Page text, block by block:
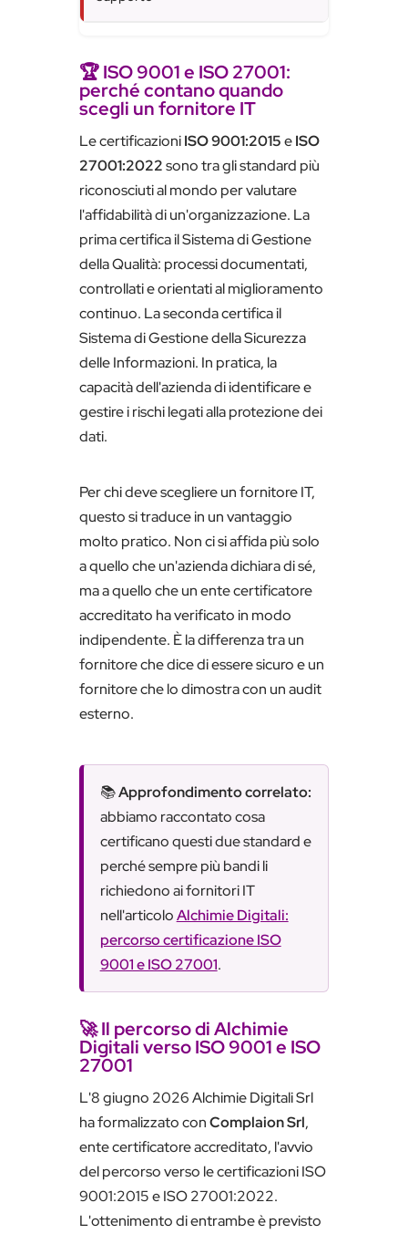
🏆 ISO 9001 e ISO 27001:
perché contano quando
scegli un fornitore IT
Le certificazioniISO 9001:2015eISO
27001:2022sono tra gli standard più
riconosciuti al mondo per valutare
l'affidabilità di un'organizzazione. La
prima certifica il Sistema di Gestione
della Qualità: processi documentati,
controllati e orientati al miglioramento
continuo. La seconda certifica il
Sistema di Gestione della Sicurezza
delle Informazioni. In pratica, la
capacità dell'azienda di identificare e
gestire i rischi legati alla protezione dei
dati.
Per chi deve scegliere un fornitore IT,
questo si traduce in un vantaggio
molto pratico. Non ci si affida più solo
a quello che un'azienda dichiara di sé,
ma a quello che un ente certificatore
accreditato ha verificato in modo
indipendente. È la differenza tra un
fornitore che dice di essere sicuro e un
fornitore che lo dimostra con un audit
esterno.
📚Approfondimento correlato:
abbiamo raccontato cosa
certificano questi due standard e
perché sempre più bandi li
richiedono ai fornitori IT
nell'articoloAlchimie Digitali:
percorso certificazione ISO
9001 e ISO 27001.
🚀 Il percorso di Alchimie
Digitali verso ISO 9001 e ISO
27001
L'8 giugno 2026 Alchimie Digitali Srl
ha formalizzato conComplaion Srl,
ente certificatore accreditato, l'avvio
del percorso verso le certificazioni ISO
9001:2015 e ISO 27001:2022.
L'ottenimento di entrambe è previsto